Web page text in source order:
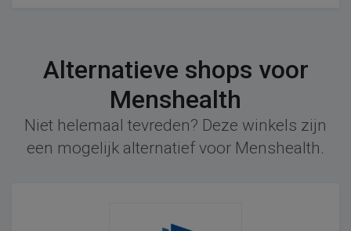
Alternatieve shops voor
Menshealth
Niet helemaal tevreden? Deze winkels zijn
een mogelijk alternatief voor Menshealth.